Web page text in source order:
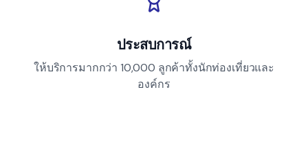
ประสบการณ์
ให้บริการมากกว่า 10,000 ลูกค้าทั้งนักท่องเที่ยวและ
องค์กร